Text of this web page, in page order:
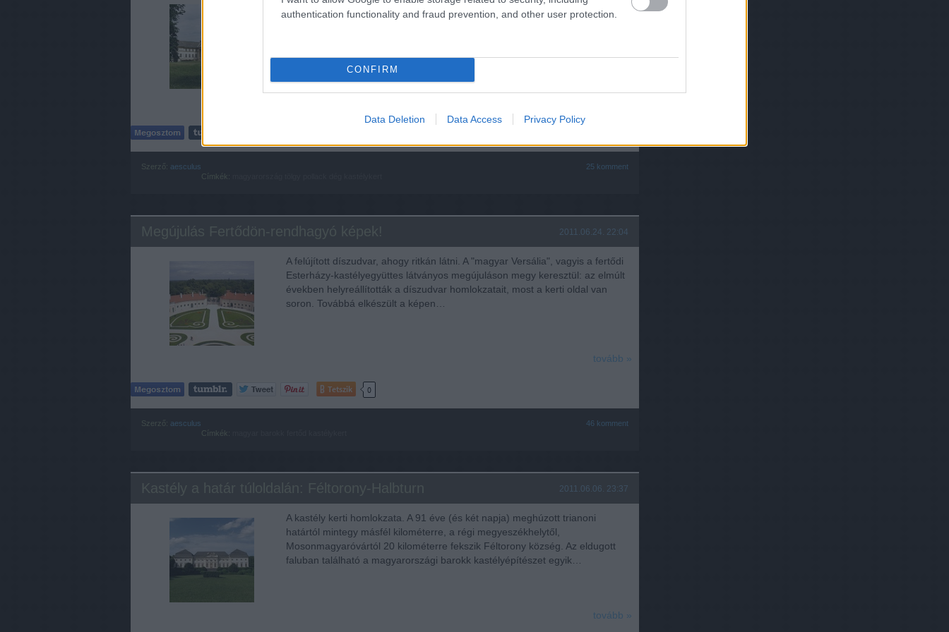
authentication functionality and fraud prevention, and other user protection.
CONFIRM
Data Deletion Data Access Privacy Policy
A kastély kerti homlokzata. A Fejér megyei kis faluban, Dégen található
Magyarország egyik legszebb kastély-kert együttese. A klasszicista
Szerző: aesculus 25komment
Címkék:
Megújulás Fertődön-rendhagyó képek! 2011.06.24. 22:04
A felújított díszudvar, ahogy ritkán látni. A "magyar Versália", vagyis a fertődi
Esterházy-kastélyegyüttes látványos megújuláson megy keresztül: az elmúlt
években helyreállították a díszudvar homlokzatait, most a kerti oldal van
soron. Továbbá elkészült a képen…
tovább »
Tetszik 0
Szerző: aesculus 46komment
Címkék:
Kastély a határ túloldalán: Féltorony-Halbturn 2011.06.06. 23:37
A kastély kerti homlokzata. A 91 éve (és két napja) meghúzott trianoni
határtól mintegy másfél kilométerre, a régi megyeszékhelytől,
Mosonmagyaróvártól 20 kilométerre fekszik Féltorony község. Az eldugott
faluban található a magyarországi barokk kastélyépítészet egyik…
tovább »